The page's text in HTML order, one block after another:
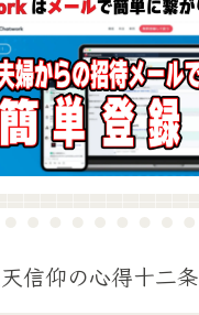
信仰の心得十二条